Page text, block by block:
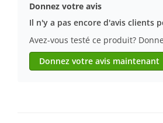
Donnez votre avis
Il n'y a pas encore d'avis clients
Avez-vous testé ce produit?
Donnez votre avis maintenant